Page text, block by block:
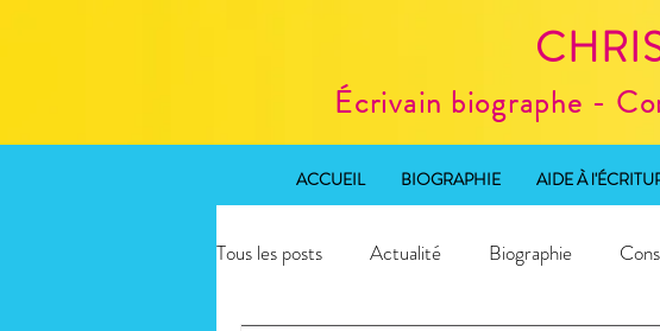
Écrivain biographe -
ACCUEIL BIOGRAPHIE AIDE À
Tous les posts Actualité Biographie